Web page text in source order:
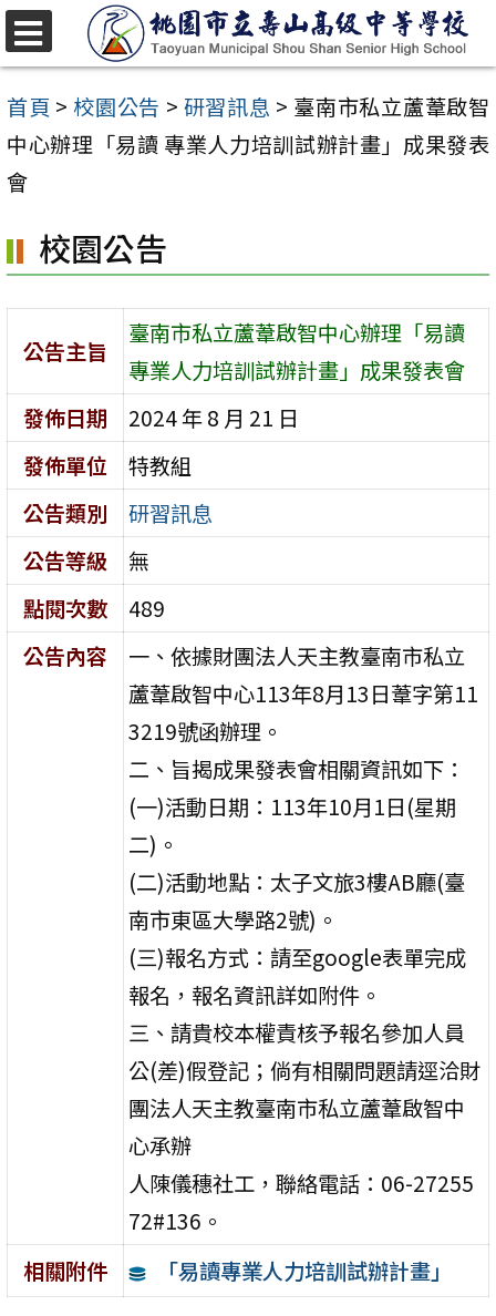
跳
至
主
要
內
區
首頁 > 校園公告 > 研習訊息 > 臺南市私立蘆葦啟智
中心辦理「易讀 專業人力培訓試辦計畫」成果發表
會
校園公告
公告主旨
臺南市私立蘆葦啟智中心辦理「易讀
專業人力培訓試辦計畫」成果發表會
發佈日期
2024 年 8 月 21 日
發佈單位
特教組
公告類別
研習訊息
公告等級
無
點閱次數
489
公告內容
一、依據財團法人天主教臺南市私立
蘆葦啟智中心113年8月13日葦字第11
3219號函辦理。
二、旨揭成果發表會相關資訊如下：
(一)活動日期：113年10月1日(星期
二)。
(二)活動地點：太子文旅3樓AB廳(臺
南市東區大學路2號)。
(三)報名方式：請至google表單完成
報名，報名資訊詳如附件。
三、請貴校本權責核予報名參加人員
公(差)假登記；倘有相關問題請逕洽財
團法人天主教臺南市私立蘆葦啟智中
心承辦
人陳儀穗社工，聯絡電話：06-27255
72#136。
相關附件
「易讀專業人力培訓試辦計畫」
選
單